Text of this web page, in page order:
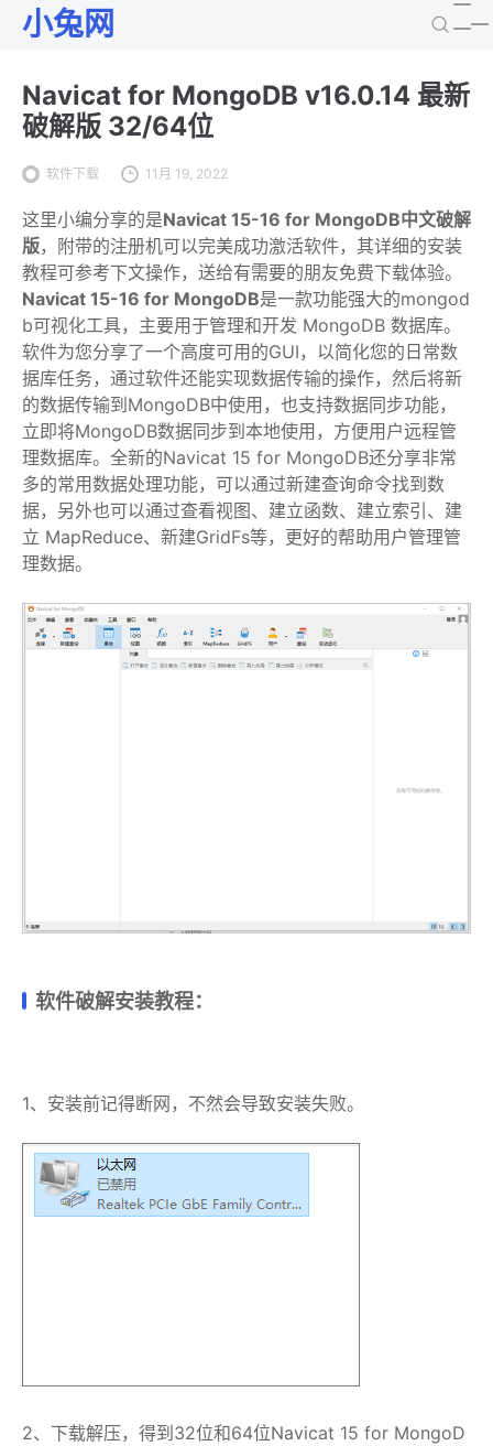
小兔网
Navicat for MongoDB v16.0.14 最新
破解版 32/64位
软件下载 11月 19, 2022
这里小编分享的是Navicat 15-16 for MongoDB中文破解
版，附带的注册机可以完美成功激活软件，其详细的安装
教程可参考下文操作，送给有需要的朋友免费下载体验。
Navicat 15-16 for MongoDB是一款功能强大的mongod
b可视化工具，主要用于管理和开发 MongoDB 数据库。
软件为您分享了一个高度可用的GUI，以简化您的日常数
据库任务，通过软件还能实现数据传输的操作，然后将新
的数据传输到MongoDB中使用，也支持数据同步功能，
立即将MongoDB数据同步到本地使用，方便用户远程管
理数据库。全新的Navicat 15 for MongoDB还分享非常
多的常用数据处理功能，可以通过新建查询命令找到数
据，另外也可以通过查看视图、建立函数、建立索引、建
立 MapReduce、新建GridFs等，更好的帮助用户管理管
理数据。
软件破解安装教程：
1、安装前记得断网，不然会导致安装失败。
2、下载解压，得到32位和64位Navicat 15 for MongoD